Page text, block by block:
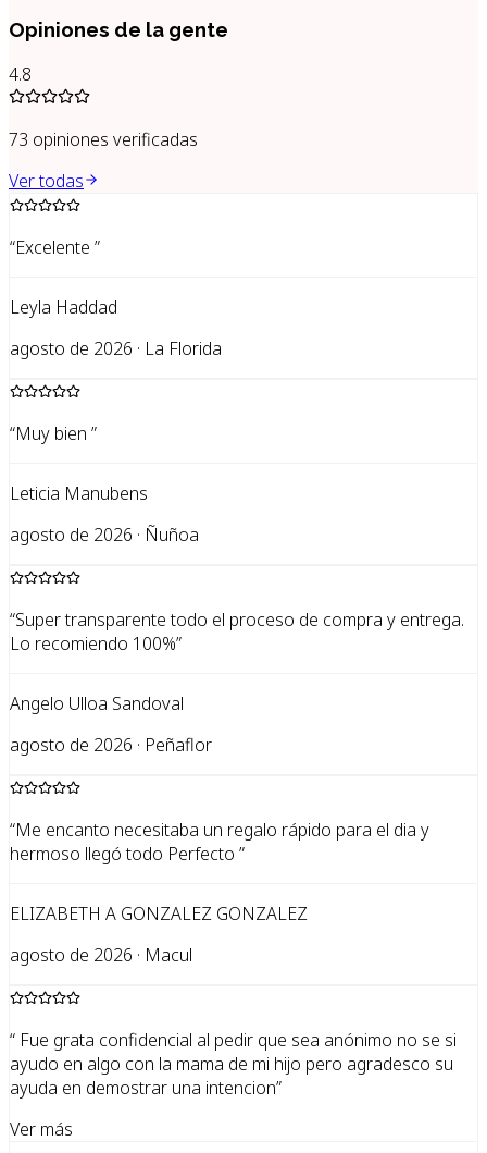
Opiniones de la gente
4.8
73 opiniones verificadas
Ver todas
“Excelente ”
Leyla Haddad
agosto de 2026 · La Florida
“Muy bien ”
Leticia Manubens
agosto de 2026 · Ñuñoa
“Super transparente todo el proceso de compra y entrega.
Lo recomiendo 100%”
Angelo Ulloa Sandoval
agosto de 2026 · Peñaflor
“Me encanto necesitaba un regalo rápido para el dia y
hermoso llegó todo Perfecto ”
ELIZABETH A GONZALEZ GONZALEZ
agosto de 2026 · Macul
“ Fue grata confidencial al pedir que sea anónimo no se si
ayudo en algo con la mama de mi hijo pero agradesco su
ayuda en demostrar una intencion”
Ver más